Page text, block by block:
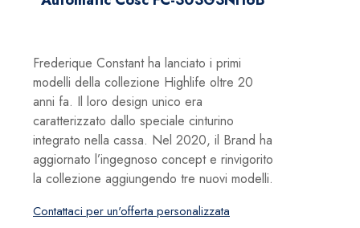
Frederique Constant ha lanciato i primi
modelli della collezione Highlife oltre 20
anni fa. Il loro design unico era
caratterizzato dallo speciale cinturino
integrato nella cassa. Nel 2020, il Brand ha
aggiornato l’ingegnoso concept e rinvigorito
la collezione aggiungendo tre nuovi modelli.
Contattaci per un'offerta personalizzata